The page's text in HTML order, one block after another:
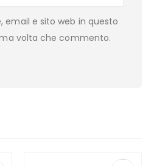
email e sito web in questo
volta che commento.